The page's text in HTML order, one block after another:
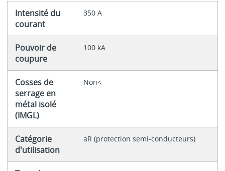
Intensité du
courant
350 A
Pouvoir de
coupure
100 kA
Cosses de
serrage en
métal isolé
(IMGL)
Non<
Catégorie
d'utilisation
aR (protection semi-conducteurs)